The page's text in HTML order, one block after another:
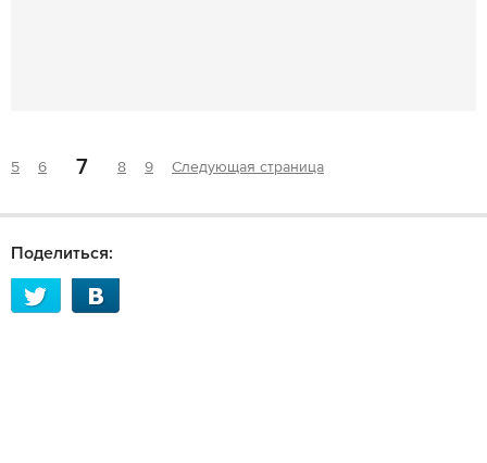
5 6 7 8 9 Следующая страница
Поделиться: